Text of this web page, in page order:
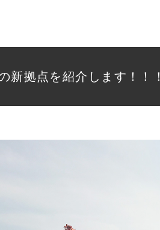
新拠点を紹介します！！！